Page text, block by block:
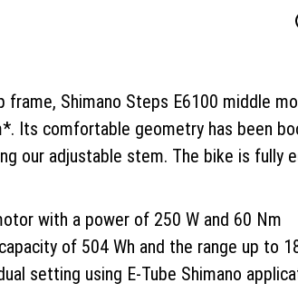
Shimano Steps E6100 middle
Its comfortable geometry has been
our adjustable stem. The bike is
with a power of 250 W and 60 Nm
of 504 Wh and the range up to
setting using E-Tube Shimano